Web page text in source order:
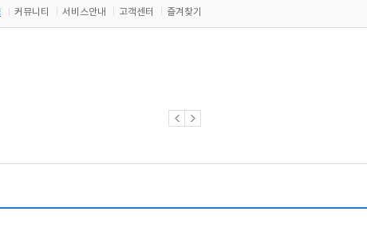
커뮤니티 서비스안내 고객센터 즐겨찾기